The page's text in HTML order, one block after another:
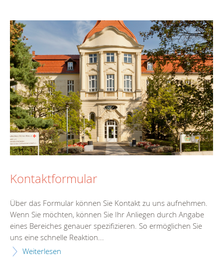
Kontaktformular
Über das Formular können Sie Kontakt zu uns aufnehmen.
Wenn Sie möchten, können Sie Ihr Anliegen durch Angabe
eines Bereiches genauer spezifizieren. So ermöglichen Sie
uns eine schnelle Reaktion...
Weiterlesen